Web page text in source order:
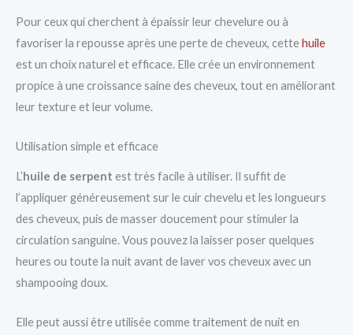
Pour ceux qui cherchent à épaissir leur chevelure ou à
favoriser la repousse après une perte de cheveux, cettehuile
est un choix naturel et efficace. Elle crée un environnement
propice à une croissance saine des cheveux, tout en améliorant
leur texture et leur volume.
Utilisation simple et efficace
L’huile de serpent est très facile à utiliser. Il suffit de
l’appliquer généreusement sur le cuir chevelu et les longueurs
des cheveux, puis de masser doucement pour stimuler la
circulation sanguine. Vous pouvez la laisser poser quelques
heures ou toute la nuit avant de laver vos cheveux avec un
shampooing doux.
Elle peut aussi être utilisée comme traitement de nuit en